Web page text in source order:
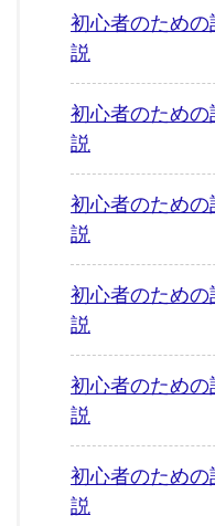
初心者のため
説
初心者のため
説
初心者のため
説
初心者のため
説
初心者のため
説
初心者のため
説